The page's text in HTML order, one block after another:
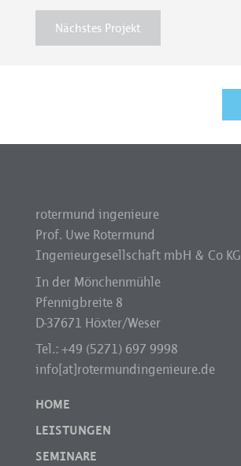
Nächstes Projekt
rotermund ingenieure
Prof. Uwe Rotermund
Ingenieurgesellschaft mbH & Co KG
In der Mönchenmühle
Pfennigbreite 8
D-37671 Höxter/Weser
Tel.: +49 (5271) 697 9998
info[at]rotermundingenieure.de
HOME
LEISTUNGEN
SEMINARE